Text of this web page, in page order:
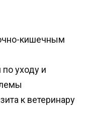
кишечным
уходу и
к ветеринару